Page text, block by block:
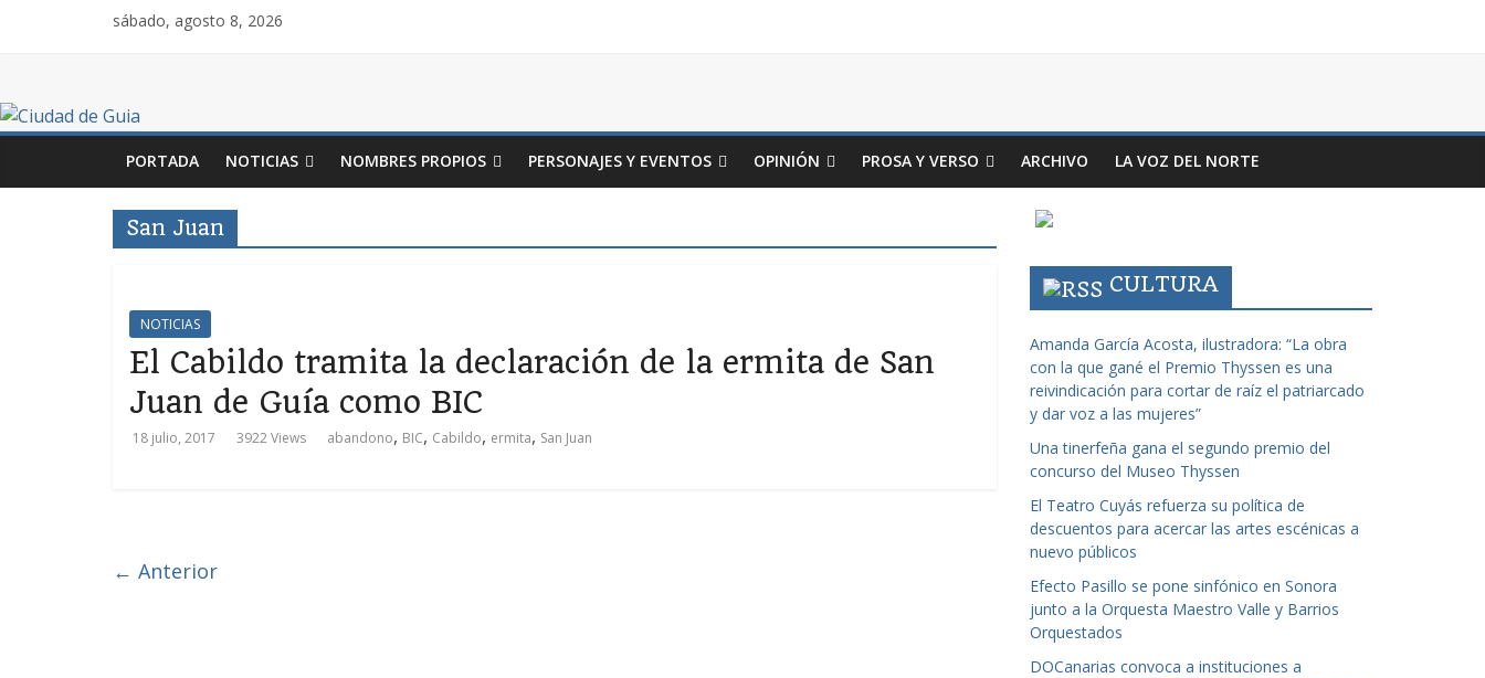
sábado, agosto 8, 2026
PORTADA NOTICIAS NOMBRES PROPIOS PERSONAJES Y EVENTOS OPINIÓN PROSA Y VERSO ARCHIVO LA VOZ DEL NORTE
San Juan
NOTICIAS
El Cabildo tramita la declaración de la ermita de San
Juan de Guía como BIC
18 julio, 2017 3922 Views abandono, BIC, Cabildo, ermita, San Juan
← Anterior
CULTURA
Amanda García Acosta, ilustradora: “La obra
con la que gané el Premio Thyssen es una
reivindicación para cortar de raíz el patriarcado
y dar voz a las mujeres”
Una tinerfeña gana el segundo premio del
concurso del Museo Thyssen
El Teatro Cuyás refuerza su política de
descuentos para acercar las artes escénicas a
nuevo públicos
Efecto Pasillo se pone sinfónico en Sonora
junto a la Orquesta Maestro Valle y Barrios
Orquestados
DOCanarias convoca a instituciones a